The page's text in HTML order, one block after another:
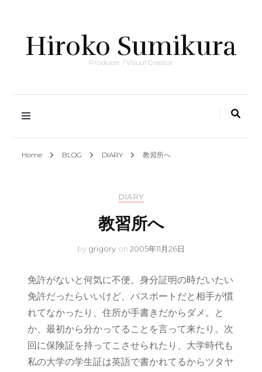
Hiroko Sumikura
Producer / Visual Creator
Home BLOG DIARY 教習所へ
DIARY
教習所へ
by grigory on 2005年11月26日
免許がないと何気に不便。身分証明の時だいたい
免許だったらいいけど、パスポートだと相手が慣
れてなかったり、住所が手書きだからダメ。と
か、最初から分かってることを言って来たり。次
回に保険証を持ってこさせられたり、大学時代も
私の大学の学生証は英語で書かれてるからツタヤ